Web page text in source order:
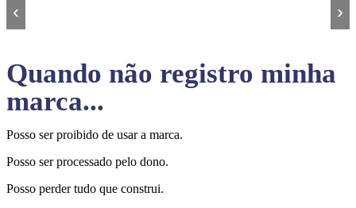
‹ ›
Quando não registro minha
marca...
Posso ser proibido de usar a marca.
Posso ser processado pelo dono.
Posso perder tudo que construi.